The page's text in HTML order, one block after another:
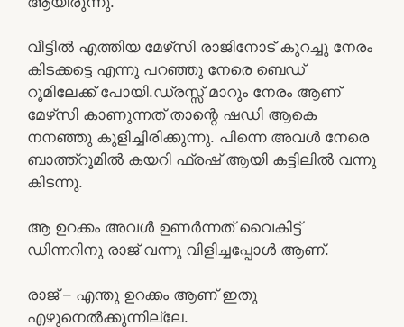
വീട്ടിൽ എത്തിയ മേഴ്‌സി രാജിനോട് കുറച്ചു നേരം
കിടക്കട്ടെ എന്നു പറഞ്ഞു നേരെ ബെഡ്
റൂമിലേക്ക് പോയി.ഡ്രസ്സ്‌ മാറും നേരം ആണ്
മേഴ്‌സി കാണുന്നത് താന്റെ ഷഡി ആകെ
നനഞ്ഞു കുളിച്ചിരിക്കുന്നു. പിന്നെ അവൾ നേരെ
ബാത്ത്റൂമിൽ കയറി ഫ്രഷ് ആയി കട്ടിലിൽ വന്നു
കിടന്നു.
ആ ഉറക്കം അവൾ ഉണർന്നത് വൈകിട്ട്
ഡിന്നറിനു രാജ് വന്നു വിളിച്ചപ്പോൾ ആണ്.
രാജ് – എന്തു ഉറക്കം ആണ് ഇതു
എഴുനെൽക്കുന്നില്ലേ.